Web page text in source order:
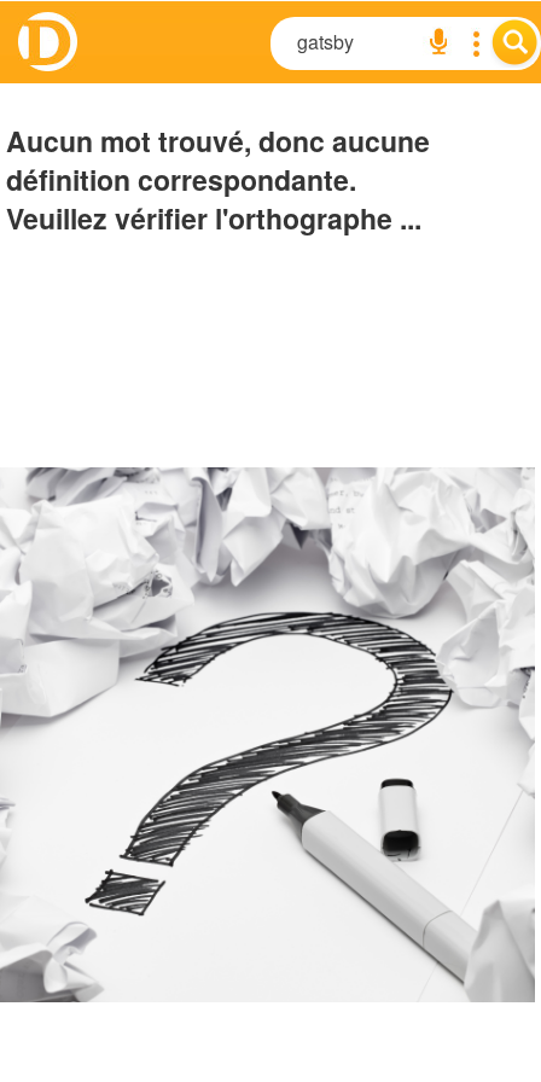
Aucun mot trouvé, donc aucune
définition correspondante.
Veuillez vérifier l'orthographe ...